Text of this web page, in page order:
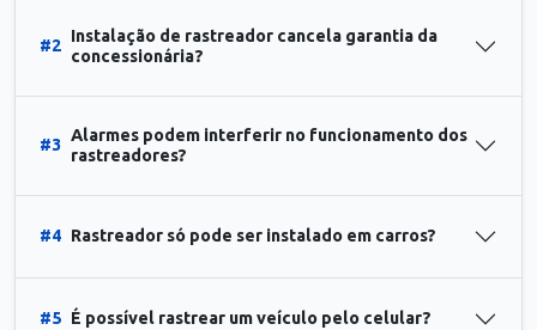
#2
Instalação de rastreador cancela garantia da
concessionária?
#3
Alarmes podem interferir no funcionamento dos
rastreadores?
#4 Rastreador só pode ser instalado em carros?
#5 É possível rastrear um veículo pelo celular?